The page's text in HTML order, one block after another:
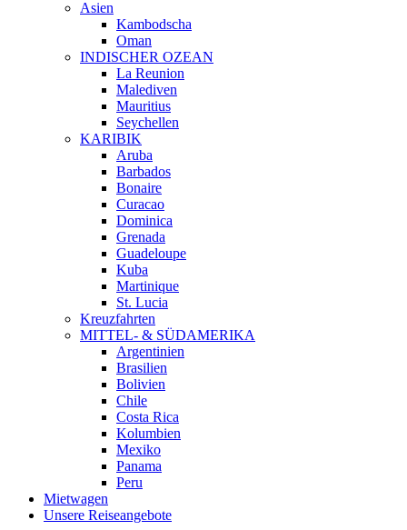
Asien
Kambodscha
Oman
INDISCHER OZEAN
La Reunion
Malediven
Mauritius
Seychellen
KARIBIK
Aruba
Barbados
Bonaire
Curacao
Dominica
Grenada
Guadeloupe
Kuba
Martinique
St. Lucia
Kreuzfahrten
MITTEL- & SÜDAMERIKA
Argentinien
Brasilien
Bolivien
Chile
Costa Rica
Kolumbien
Mexiko
Panama
Peru
Mietwagen
Unsere Reiseangebote